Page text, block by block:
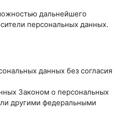
дальнейшего
персональных данных.
данных без согласия
Законом о персональных
другими федеральными